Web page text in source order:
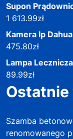
Supon
1 613.99zł
Kamera Ip
475.80zł
Lampa
89.99zł
Szamba
renomowanego